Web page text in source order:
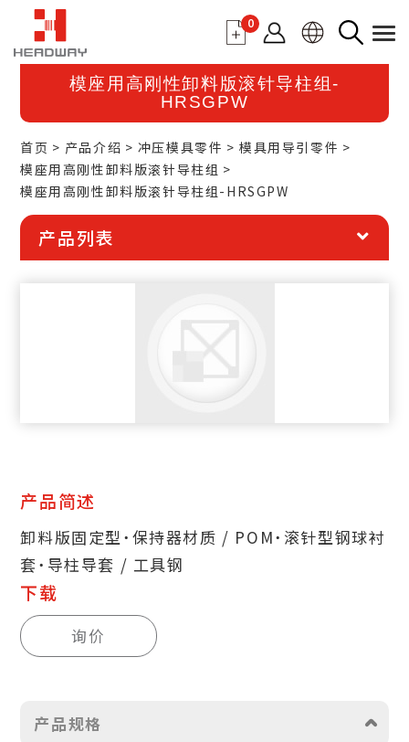
0
模座用高刚性卸料版滚针导柱组-
HRSGPW
首页 产品介绍 冲压模具零件
模具用导引零件
模座用高刚性卸料版滚针导柱组
模座用高刚性卸料版滚针导柱组-HRSGPW
产品列表
产品简述
卸料版固定型˙保持器材质 / POM˙滚针型钢球衬
套˙导柱导套 / 工具钢
下载
询价
产品规格